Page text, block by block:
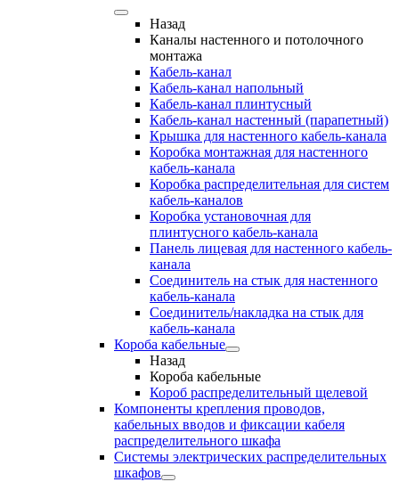
Назад
Каналы настенного и потолочного
монтажа
Кабель-канал
Кабель-канал напольный
Кабель-канал плинтусный
Кабель-канал настенный (парапетный)
Крышка для настенного кабель-канала
Коробка монтажная для настенного
кабель-канала
Коробка распределительная для систем
кабель-каналов
Коробка установочная для
плинтусного кабель-канала
Панель лицевая для настенного кабель-
канала
Соединитель на стык для настенного
кабель-канала
Соединитель/накладка на стык для
кабель-канала
Короба кабельные
Назад
Короба кабельные
Короб распределительный щелевой
Компоненты крепления проводов,
кабельных вводов и фиксации кабеля
распределительного шкафа
Системы электрических распределительных
шкафов